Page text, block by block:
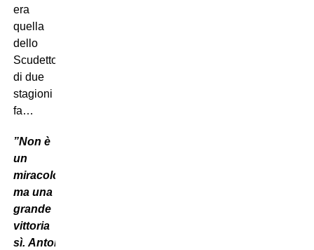
era
quella
dello
Scudetto
di due
stagioni
fa…
”Non è
un
miracolo,
ma una
grande
vittoria
sì. Antonio